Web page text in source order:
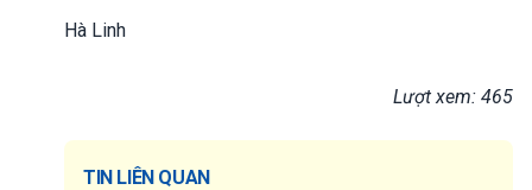
Hà Linh
Lượt xem: 465
TIN LIÊN QUAN